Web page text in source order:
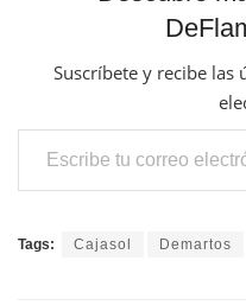
Suscríbete y recibe las
Escribe tu correo electrónico…
Tags: Cajasol Demartos